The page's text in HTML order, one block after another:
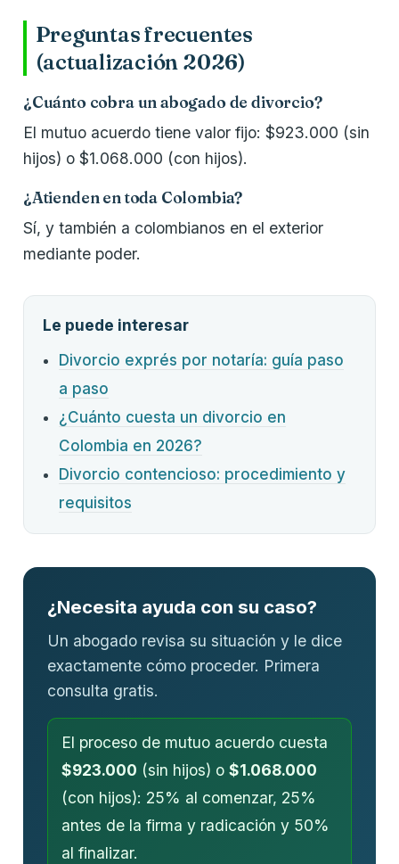
Preguntas frecuentes
(actualización 2026)
¿Cuánto cobra un abogado de divorcio?
El mutuo acuerdo tiene valor fijo: $923.000 (sin
hijos) o $1.068.000 (con hijos).
¿Atienden en toda Colombia?
Sí, y también a colombianos en el exterior
mediante poder.
Le puede interesar
Divorcio exprés por notaría: guía paso
a paso
¿Cuánto cuesta un divorcio en
Colombia en 2026?
Divorcio contencioso: procedimiento y
requisitos
¿Necesita ayuda con su caso?
Un abogado revisa su situación y le dice
exactamente cómo proceder. Primera
consulta gratis.
El proceso de mutuo acuerdo cuesta
$923.000 (sin hijos) o $1.068.000
(con hijos): 25% al comenzar, 25%
antes de la firma y radicación y 50%
al finalizar.